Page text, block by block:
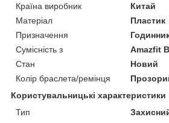
Країна виробник
Китай
Матеріал
Пластик
Призначення
Сумісність з
Amazfit
Стан
Новий
Колір браслета/ремінця
Користувальницькі характеристики
Тип